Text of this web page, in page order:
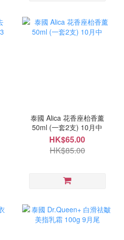
泰國 Alica 花香座枱香薰
50ml (一套2支) 10月中
HK$65.00
HK$85.00